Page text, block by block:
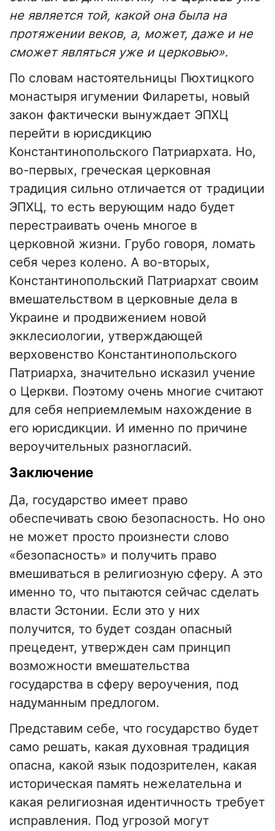
не является той, какой она была на
протяжении веков, а, может, даже и не
сможет являться уже и церковью».
По словам настоятельницы Пюхтицкого
монастыря игумении Филареты, новый
закон фактически вынуждает ЭПХЦ
перейти в юрисдикцию
Константинопольского Патриархата. Но,
во-первых, греческая церковная
традиция сильно отличается от традиции
ЭПХЦ, то есть верующим надо будет
перестраивать очень многое в
церковной жизни. Грубо говоря, ломать
себя через колено. А во-вторых,
Константинопольский Патриархат своим
вмешательством в церковные дела в
Украине и продвижением новой
экклесиологии, утверждающей
верховенство Константинопольского
Патриарха, значительно исказил учение
о Церкви. Поэтому очень многие считают
для себя неприемлемым нахождение в
его юрисдикции. И именно по причине
вероучительных разногласий.
Заключение
Да, государство имеет право
обеспечивать свою безопасность. Но оно
не может просто произнести слово
«безопасность» и получить право
вмешиваться в религиозную сферу. А это
именно то, что пытаются сейчас сделать
власти Эстонии. Если это у них
получится, то будет создан опасный
прецедент, утвержден сам принцип
возможности вмешательства
государства в сферу вероучения, под
надуманным предлогом.
Представим себе, что государство будет
само решать, какая духовная традиция
опасна, какой язык подозрителен, какая
историческая память нежелательна и
какая религиозная идентичность требует
исправления. Под угрозой могут